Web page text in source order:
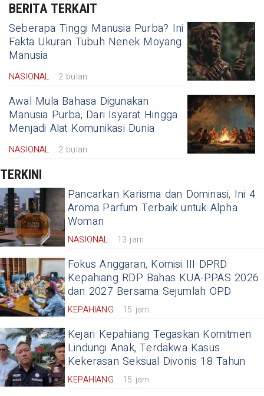
BERITA TERKAIT
Seberapa Tinggi Manusia Purba? Ini
Fakta Ukuran Tubuh Nenek Moyang
Manusia
NASIONAL 2 bulan
Awal Mula Bahasa Digunakan
Manusia Purba, Dari Isyarat Hingga
Menjadi Alat Komunikasi Dunia
NASIONAL 2 bulan
TERKINI
Pancarkan Karisma dan Dominasi, Ini 4
Aroma Parfum Terbaik untuk Alpha
Woman
NASIONAL 13 jam
Fokus Anggaran, Komisi III DPRD
Kepahiang RDP Bahas KUA-PPAS 2026
dan 2027 Bersama Sejumlah OPD
KEPAHIANG 15 jam
Kejari Kepahiang Tegaskan Komitmen
Lindungi Anak, Terdakwa Kasus
Kekerasan Seksual Divonis 18 Tahun
KEPAHIANG 15 jam